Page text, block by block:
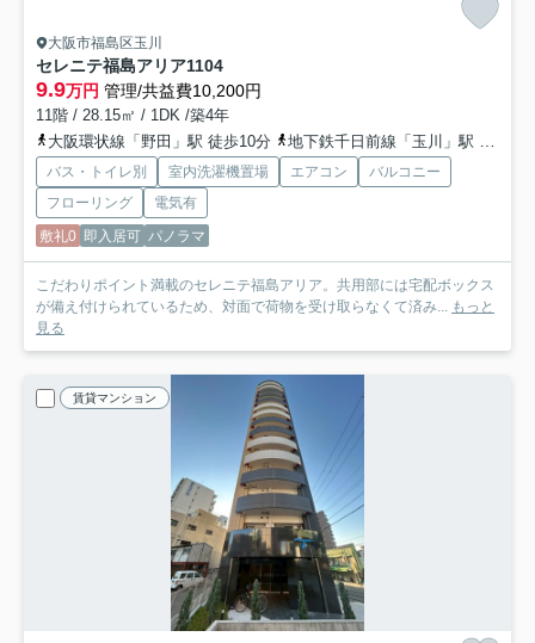
大阪市福島区玉川
セレニテ福島アリア1104
9.9万円 管理/共益費10,200円
11階 / 28.15㎡ / 1DK /築4年
大阪環状線「野田」駅 徒歩10分
地下鉄千日前線「玉川」駅 徒歩10分
バス・トイレ別 室内洗濯機置場 エアコン
バルコニー
フローリング
電気有
敷礼0 即入居可 パノラマ
こだわりポイント満載のセレニテ福島アリア。共用部には宅配ボックス
が備え付けられているため、対面で荷物を受け取らなくて済み... もっと
見る
賃貸マンション